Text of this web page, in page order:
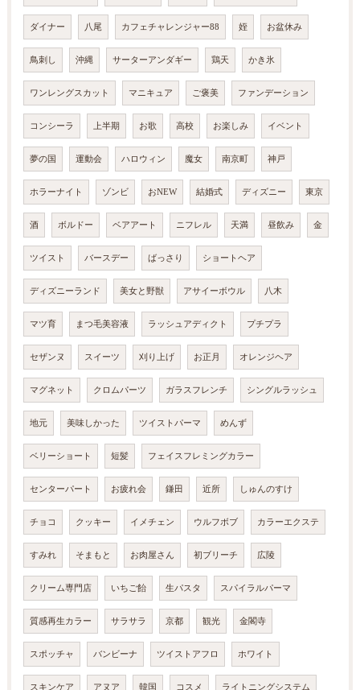
ダイナー 八尾 カフェチャレンジャー88 姪 お盆休み
鳥刺し 沖縄 サーターアンダギー 鶏天 かき氷
ワンレングスカット マニキュア ご褒美 ファンデーション
コンシーラ 上半期 お歌 高校 お楽しみ イベント
夢の国 運動会 ハロウィン 魔女 南京町 神戸
ホラーナイト ゾンビ おNEW 結婚式 ディズニー 東京
酒 ボルドー ベアアート ニフレル 天満 昼飲み 金
ツイスト バースデー ばっさり ショートヘア
ディズニーランド 美女と野獣 アサイーボウル 八木
マツ育 まつ毛美容液 ラッシュアディクト プチプラ
セザンヌ スイーツ 刈り上げ お正月 オレンジヘア
マグネット クロムパーツ ガラスフレンチ シングルラッシュ
地元 美味しかった ツイストパーマ めんず
ベリーショート 短髪 フェイスフレミングカラー
センターパート お疲れ会 鎌田 近所 しゅんのすけ
チョコ クッキー イメチェン ウルフボブ カラーエクステ
すみれ そまもと お肉屋さん 初ブリーチ 広陵
クリーム専門店 いちご飴 生パスタ スパイラルパーマ
質感再生カラー サラサラ 京都 観光 金閣寺
スポッチャ バンビーナ ツイストアフロ ホワイト
スキンケア アヌア 韓国 コスメ ライトニングシステム